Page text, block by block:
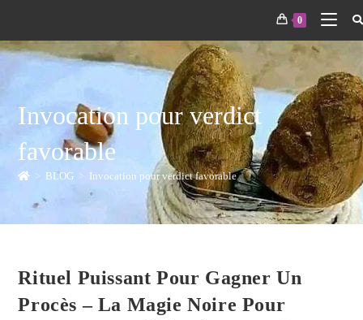
0
Invocation pour verdict
favorable
> BLOG > Invocation pour verdict favorable
Rituel Puissant Pour Gagner Un
Procès – La Magie Noire Pour